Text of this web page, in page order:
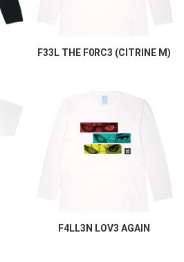
F33L THE F0RC3 (CITRINE M)
F4LL3N LOV3 AGAIN